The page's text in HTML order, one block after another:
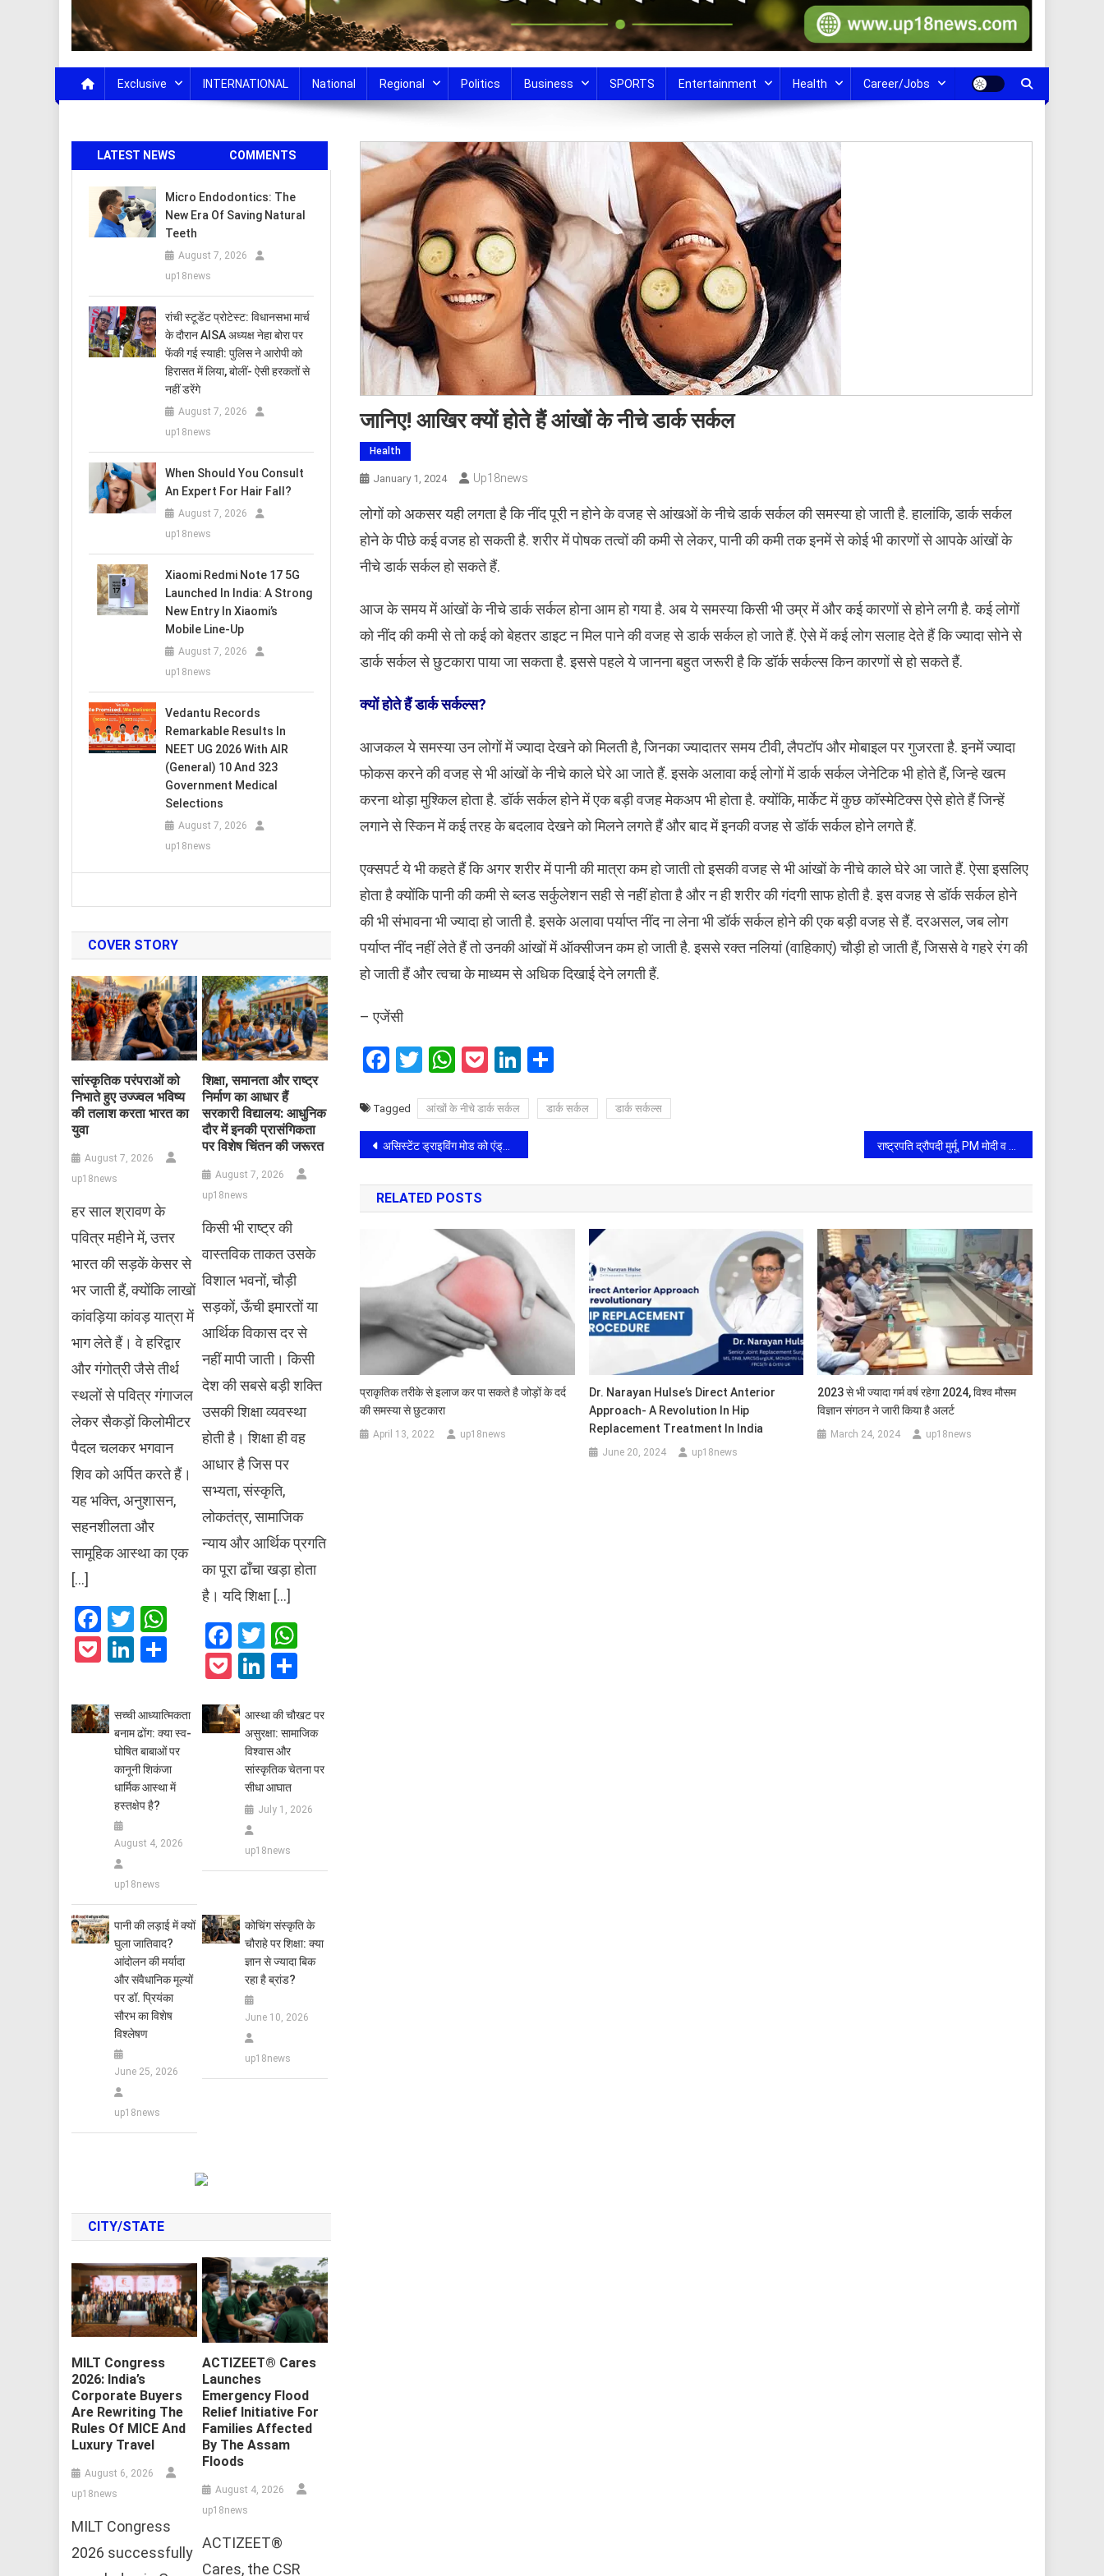
Exclusive INTERNATIONAL National Regional Politics Business SPORTS Entertainment Health Career/Jobs
जानिए! आखिर क्यों होते हैं आंखों के नीचे डार्क सर्कल
Health
January 1, 2024 Up18news
लोगों को अकसर यही लगता है कि नींद पूरी न होने के वजह से आंखओं के नीचे डार्क सर्कल की समस्या हो जाती है. हालांकि, डार्क सर्कल
होने के पीछे कई वजह हो सकती है. शरीर में पोषक तत्वों की कमी से लेकर, पानी की कमी तक इनमें से कोई भी कारणों से आपके आंखों के
नीचे डार्क सर्कल हो सकते हैं.
आज के समय में आंखों के नीचे डार्क सर्कल होना आम हो गया है. अब ये समस्या किसी भी उम्र में और कई कारणों से होने लगी है. कई लोगों
को नींद की कमी से तो कई को बेहतर डाइट न मिल पाने की वजह से डार्क सर्कल हो जाते हैं. ऐसे में कई लोग सलाह देते हैं कि ज्यादा सोने से
डार्क सर्कल से छुटकारा पाया जा सकता है. इससे पहले ये जानना बहुत जरूरी है कि डॉर्क सर्कल्स किन कारणों से हो सकते हैं.
क्यों होते हैं डार्क सर्कल्स?
आजकल ये समस्या उन लोगों में ज्यादा देखने को मिलती है, जिनका ज्यादातर समय टीवी, लैपटॉप और मोबाइल पर गुजरता है. इनमें ज्यादा
फोकस करने की वजह से भी आंखों के नीचे काले घेरे आ जाते हैं. इसके अलावा कई लोगों में डार्क सर्कल जेनेटिक भी होते हैं, जिन्हे खत्म
करना थोड़ा मुश्किल होता है. डॉर्क सर्कल होने में एक बड़ी वजह मेकअप भी होता है. क्योंकि, मार्केट में कुछ कॉस्मेटिक्स ऐसे होते हैं जिन्हें
लगाने से स्किन में कई तरह के बदलाव देखने को मिलने लगते हैं और बाद में इनकी वजह से डॉर्क सर्कल होने लगते हैं.
एक्सपर्ट ये भी कहते हैं कि अगर शरीर में पानी की मात्रा कम हो जाती तो इसकी वजह से भी आंखों के नीचे काले घेरे आ जाते हैं. ऐसा इसलिए
होता है क्योंकि पानी की कमी से ब्लड सर्कुलेशन सही से नहीं होता है और न ही शरीर की गंदगी साफ होती है. इस वजह से डॉर्क सर्कल होने
की भी संभावना भी ज्यादा हो जाती है. इसके अलावा पर्याप्त नींद ना लेना भी डॉर्क सर्कल होने की एक बड़ी वजह से हैं. दरअसल, जब लोग
पर्याप्त नींद नहीं लेते हैं तो उनकी आंखों में ऑक्सीजन कम हो जाती है. इससे रक्त नलियां (वाहिकाएं) चौड़ी हो जाती हैं, जिससे वे गहरे रंग की
हो जाती हैं और त्वचा के माध्यम से अधिक दिखाई देने लगती हैं.
– एजेंसी
Facebook
Twitter
WhatsApp
PocketLinkedIn
Tagged आंखों के नीचे डार्क सर्कल डार्क सर्कल डार्क सर्कल्स
Post
navigation
असिस्टेंट ड्राइविंग मोड को एंड्रॉयड ऑटो से रिप्लेस करने जा रहा Google
RELATED POSTS
प्राकृतिक तरीके से इलाज कर पा सकते है जोड़ों के दर्द
की समस्या से छुटकारा
April 13, 2022 up18news
Dr. Narayan Hulse’s Direct Anterior
Approach- A Revolution In Hip
Replacement Treatment In India
June 20, 2024 up18news
2023 से भी ज्यादा गर्म वर्ष रहेगा 2024, विश्व मौसम
विज्ञान संगठन ने जारी किया है अलर्ट
March 24, 2024 up18news
LATEST NEWS COMMENTS
Micro Endodontics: The
New Era Of Saving Natural
Teeth
August 7, 2026
up18news
रांची स्टूडेंट प्रोटेस्ट: विधानसभा मार्च
के दौरान AISA अध्यक्ष नेहा बोरा पर
फेंकी गई स्याही: पुलिस ने आरोपी को
हिरासत में लिया, बोलीं- ऐसी हरकतों से
नहीं डरेंगे
August 7, 2026
up18news
When Should You Consult
An Expert For Hair Fall?
August 7, 2026
up18news
Xiaomi Redmi Note 17 5G
Launched In India: A Strong
New Entry In Xiaomi’s
Mobile Line-Up
August 7, 2026
up18news
Vedantu Records
Remarkable Results In
NEET UG 2026 With AIR
(General) 10 And 323
Government Medical
Selections
August 7, 2026
up18news
COVER STORY
सांस्कृतिक परंपराओं को
निभाते हुए उज्ज्वल भविष्य
की तलाश करता भारत का
युवा
August 7, 2026
up18news
हर साल श्रावण के
पवित्र महीने में, उत्तर
भारत की सड़कें केसर से
भर जाती हैं, क्योंकि लाखों
कांवड़िया कांवड़ यात्रा में
भाग लेते हैं। वे हरिद्वार
और गंगोत्री जैसे तीर्थ
स्थलों से पवित्र गंगाजल
लेकर सैकड़ों किलोमीटर
पैदल चलकर भगवान
शिव को अर्पित करते हैं।
यह भक्ति, अनुशासन,
सहनशीलता और
सामूहिक आस्था का एक
[…]
Facebook
TwitterWhatsApp
PocketLinkedIn
Share
शिक्षा, समानता और राष्ट्र
निर्माण का आधार हैं
सरकारी विद्यालय: आधुनिक
दौर में इनकी प्रासंगिकता
पर विशेष चिंतन की जरूरत
August 7, 2026
up18news
किसी भी राष्ट्र की
वास्तविक ताकत उसके
विशाल भवनों, चौड़ी
सड़कों, ऊँची इमारतों या
आर्थिक विकास दर से
नहीं मापी जाती। किसी
देश की सबसे बड़ी शक्ति
उसकी शिक्षा व्यवस्था
होती है। शिक्षा ही वह
आधार है जिस पर
सभ्यता, संस्कृति,
लोकतंत्र, सामाजिक
न्याय और आर्थिक प्रगति
का पूरा ढाँचा खड़ा होता
है। यदि शिक्षा […]
Facebook
TwitterWhatsApp
PocketLinkedIn
Share
सच्ची आध्यात्मिकता
बनाम ढोंग: क्या स्व-
घोषित बाबाओं पर
कानूनी शिकंजा
धार्मिक आस्था में
हस्तक्षेप है?
August 4, 2026
up18news
आस्था की चौखट पर
असुरक्षा: सामाजिक
विश्वास और
सांस्कृतिक चेतना पर
सीधा आघात
July 1, 2026
up18news
पानी की लड़ाई में क्यों
घुला जातिवाद?
आंदोलन की मर्यादा
और संवैधानिक मूल्यों
पर डॉ. प्रियंका
सौरभ का विशेष
विश्लेषण
June 25, 2026
up18news
कोचिंग संस्कृति के
चौराहे पर शिक्षा: क्या
ज्ञान से ज्यादा बिक
रहा है ब्रांड?
June 10, 2026
up18news
CITY/STATE
MILT Congress
2026: India’s
Corporate Buyers
Are Rewriting The
Rules Of MICE And
Luxury Travel
August 6, 2026
up18news
MILT Congress
2026 successfully
ACTIZEET® Cares
Launches
Emergency Flood
Relief Initiative For
Families Affected
By The Assam
Floods
August 4, 2026
up18news
ACTIZEET®
Cares, the CSR